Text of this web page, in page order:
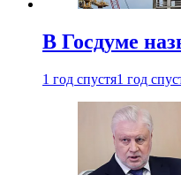
В Госдуме
1 год спустя1 год